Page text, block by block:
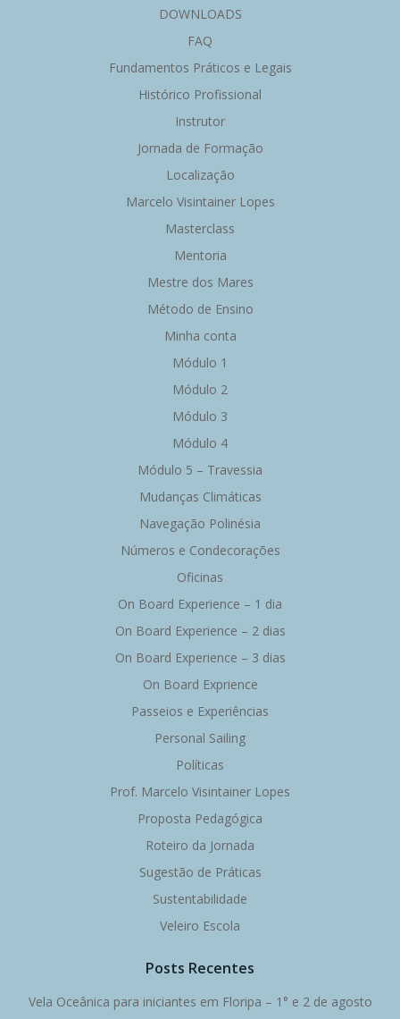
DOWNLOADS
FAQ
Fundamentos Práticos e Legais
Histórico Profissional
Instrutor
Jornada de Formação
Localização
Marcelo Visintainer Lopes
Masterclass
Mentoria
Mestre dos Mares
Método de Ensino
Minha conta
Módulo 1
Módulo 2
Módulo 3
Módulo 4
Módulo 5 – Travessia
Mudanças Climáticas
Navegação Polinésia
Números e Condecorações
Oficinas
On Board Experience – 1 dia
On Board Experience – 2 dias
On Board Experience – 3 dias
On Board Exprience
Passeios e Experiências
Personal Sailing
Políticas
Prof. Marcelo Visintainer Lopes
Proposta Pedagógica
Roteiro da Jornada
Sugestão de Práticas
Sustentabilidade
Veleiro Escola
Posts Recentes
Vela Oceânica para iniciantes em Floripa – 1° e 2 de agosto